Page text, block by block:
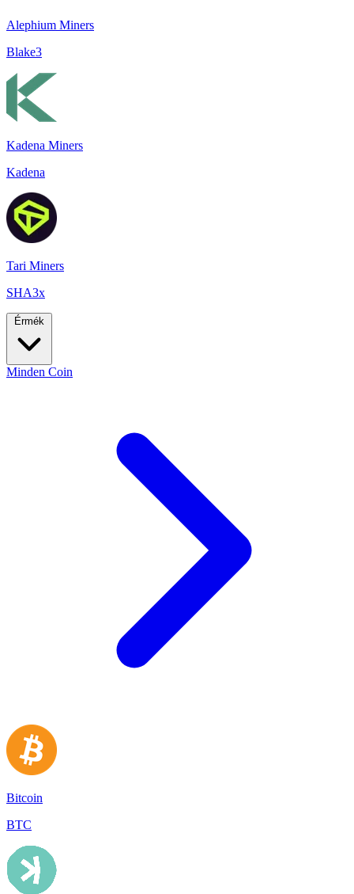
Alephium Miners
Blake3
Kadena Miners
Kadena
Tari Miners
SHA3x
Érmék
Minden Coin
Bitcoin
BTC